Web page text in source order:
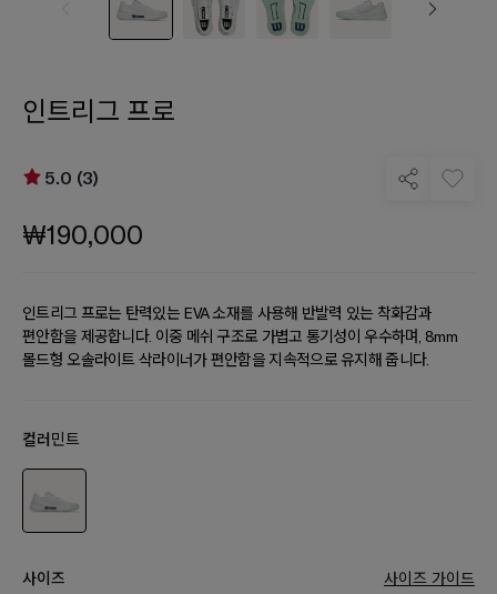
인트리그 프로
5.0 (3)
₩190,000
인트리그 프로는 탄력있는 EVA 소재를 사용해 반발력 있는 착화감과
편안함을 제공합니다. 이중 메쉬 구조로 가볍고 통기성이 우수하며, 8mm
몰드형 오솔라이트 삭라이너가 편안함을 지속적으로 유지해 줍니다.
컬러 민트
사이즈 사이즈 가이드